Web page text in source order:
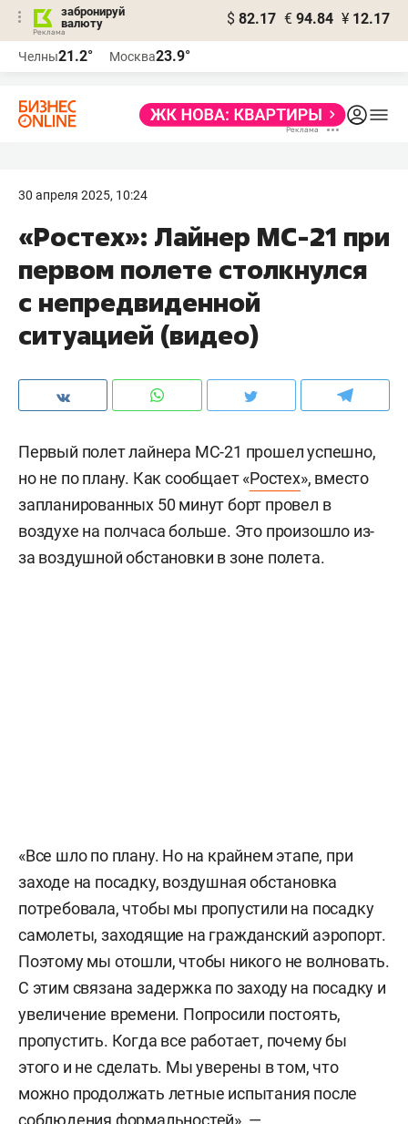
забронируй
валюту
$ 82.17 € 94.84 ¥ 12.17
Челны21.2° Москва23.9°
30 апреля 2025, 10:24
«Ростех»: Лайнер МС-21 при
первом полете столкнулся
с непредвиденной
ситуацией (видео)
Первый полет лайнера МС-21 прошел успешно,
но не по плану. Как сообщает «Ростех», вместо
запланированных 50 минут борт провел в
воздухе на полчаса больше. Это произошло из-
за воздушной обстановки в зоне полета.
«Все шло по плану. Но на крайнем этапе, при
заходе на посадку, воздушная обстановка
потребовала, чтобы мы пропустили на посадку
самолеты, заходящие на гражданский аэропорт.
Поэтому мы отошли, чтобы никого не волновать.
С этим связана задержка по заходу на посадку и
увеличение времени. Попросили постоять,
пропустить. Когда все работает, почему бы
этого и не сделать. Мы уверены в том, что
можно продолжать летные испытания после
соблюдения формальностей», —